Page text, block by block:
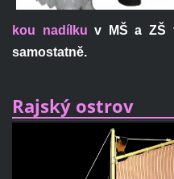
kou nadílku v MŠ a ZŠ
samostatně.
Rajský ostrov